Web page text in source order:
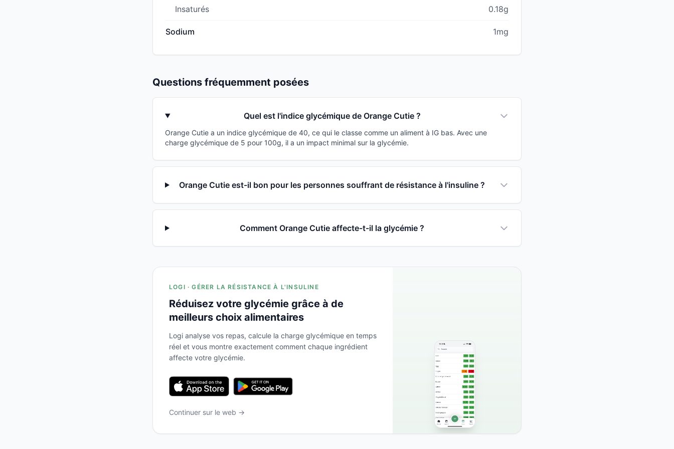
Insaturés 0.18g
Sodium 1mg
Questions fréquemment posées
Quel est l'indice glycémique de Orange Cutie ?
Orange Cutie a un indice glycémique de 40, ce qui le classe comme un aliment à IG bas. Avec une
charge glycémique de 5 pour 100g, il a un impact minimal sur la glycémie.
Orange Cutie est-il bon pour les personnes souffrant de résistance à l'insuline ?
Comment Orange Cutie affecte-t-il la glycémie ?
LOGI · GÉRER LA RÉSISTANCE À L'INSULINE
Réduisez votre glycémie grâce à de
meilleurs choix alimentaires
Logi analyse vos repas, calcule la charge glycémique en temps
réel et vous montre exactement comment chaque ingrédient
affecte votre glycémie.
Continuer sur le web →